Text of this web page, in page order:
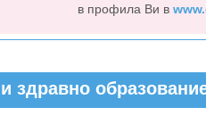
в профила Ви в
здравно